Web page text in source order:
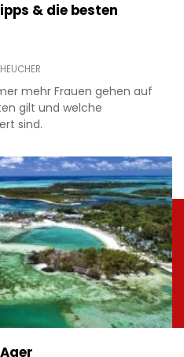
& die besten
mehr Frauen gehen auf
gilt und welche
sind.